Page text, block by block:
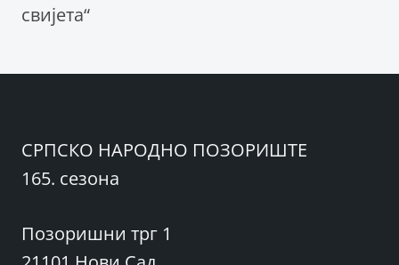
свијета“
СРПСКО НАРОДНО ПОЗОРИШТЕ
165. сезона
Позоришни трг 1